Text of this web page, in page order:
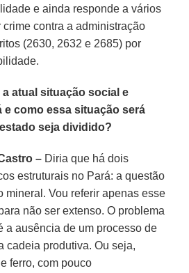
e ainda responde a vários
contra a administração
(2630, 2632 e 2685) por
a atual situação social e
e como essa situação será
seja dividido?
– Diria que há dois
estruturais no Pará: a questão
mineral. Vou referir apenas esse
não ser extenso. O problema
a ausência de um processo de
cadeia produtiva. Ou seja,
ferro, com pouco